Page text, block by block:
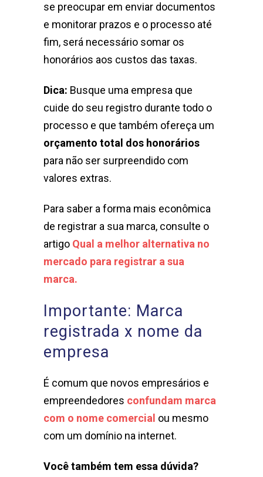
se preocupar em enviar documentos
e monitorar prazos e o processo até
fim, será necessário somar os
honorários aos custos das taxas.
Dica: Busque uma empresa que
cuide do seu registro durante todo o
processo e que também ofereça um
orçamento total dos honorários
para não ser surpreendido com
valores extras.
Para saber a forma mais econômica
de registrar a sua marca, consulte o
artigo Qual a melhor alternativa no
mercado para registrar a sua
marca.
Importante: Marca
registrada x nome da
empresa
É comum que novos empresários e
empreendedores confundam marca
com o nome comercial ou mesmo
com um domínio na internet.
Você também tem essa dúvida?